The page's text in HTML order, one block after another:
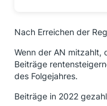
Nach Erreichen der
Wenn der AN mitzahlt,
Beiträge
des Folgejahres.
Beiträge in 2022